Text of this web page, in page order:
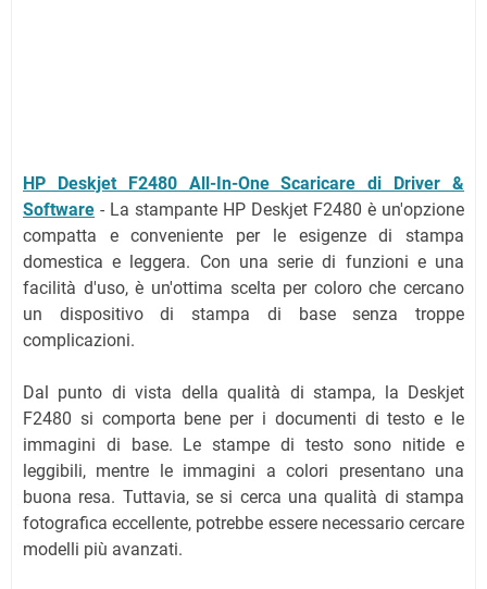
HP Deskjet F2480 All-In-One Scaricare di Driver &
Software - La stampante HP Deskjet F2480 è un'opzione
compatta e conveniente per le esigenze di stampa
domestica e leggera. Con una serie di funzioni e una
facilità d'uso, è un'ottima scelta per coloro che cercano
un dispositivo di stampa di base senza troppe
complicazioni.
Dal punto di vista della qualità di stampa, la Deskjet
F2480 si comporta bene per i documenti di testo e le
immagini di base. Le stampe di testo sono nitide e
leggibili, mentre le immagini a colori presentano una
buona resa. Tuttavia, se si cerca una qualità di stampa
fotografica eccellente, potrebbe essere necessario cercare
modelli più avanzati.